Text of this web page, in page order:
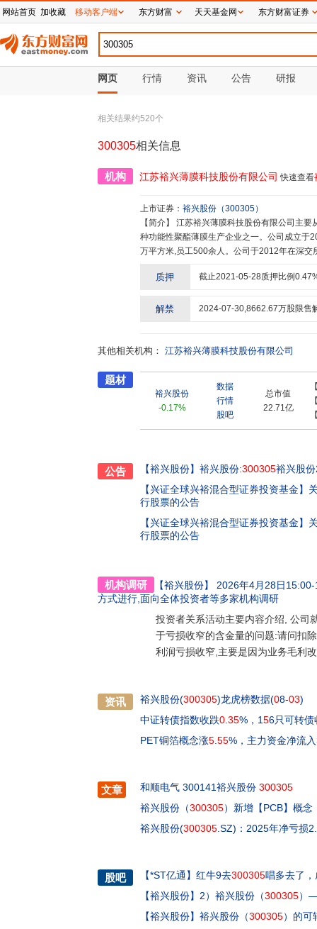
网页 行情 资讯 公告 研报
相关结果约520个
300305相关信息
机构 江苏裕兴薄膜科技股份有限公司 快速查看
上市证券： 裕兴股份 （300305）
【简介】
种功能性聚酯薄膜生产企业之一。公司成立于
万平方米,员工500余人。公司于2012年在深
用膜、500微米电气绝缘基膜、用于家居板材
业、国家专精特新“小巨人”企业、江苏省民
兴)功能聚酯薄膜工程技术研究中心和江苏省
子材料检测中心通过CNAS实验室认可。公司
质押 截止2021-05-28质押比例0.47
解禁 2024-07-30,8662.67万股限售
其他相关机构： 江苏裕兴薄膜科技股份有限公司
题材
裕兴股份
-0.17%
数据
行情
股吧
总市值
22.71亿
公告 【裕兴股份】 裕兴股份:300305裕兴股
【兴证全球兴裕混合型证券投资基金】
行股票的公告
【兴证全球兴裕混合型证券投资基金】
行股票的公告
机构调研 【裕兴股份】
2026年4月28日
方式进行,面向全体投资者等多家机构调研
投资者关系活动主要内容介绍, 公司
于亏损收窄的含金量的问题:请问扣
利润亏损收窄,主要是因为业务毛利
资讯 裕兴股份(300305)龙虎榜数据(08-03)
中证转债指数收跌0 35%，156只可转债
PET铜箔概念涨5 55%，主力资金净流入
文章 和顺电气 300141裕兴股份 300305
裕兴股份（300305）新增【PCB】概念
裕兴股份(300305 .SZ)：2025年净亏损
股吧 【*ST亿通 】 红牛9去300305唱多去了
【裕兴股份】 2）裕兴股份（300305）
【裕兴股份】 裕兴股份（300305）的可
网站首页 加收藏 移动客户端 东方财富 天天基金网 东方财富证券